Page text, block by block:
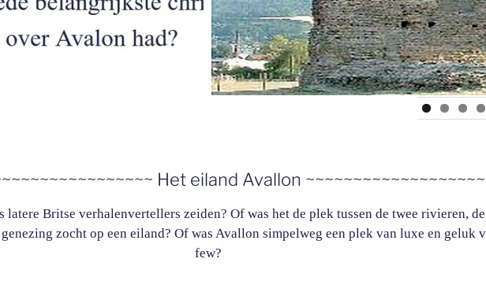
Het eiland Avallon
latere Britse verhalenvertellers zeiden? Of was het de plek tussen de twee rivieren,
zocht op een eiland? Of was Avallon simpelweg een plek van luxe en geluk
few?